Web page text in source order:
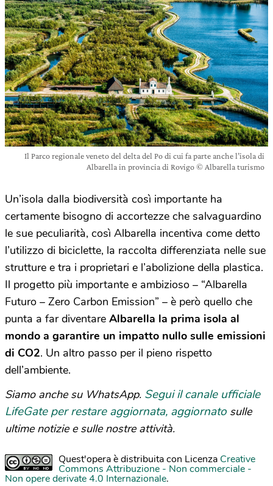
Il Parco regionale veneto del delta del Po di cui fa parte anche l’isola di
Albarella in provincia di Rovigo © Albarella turismo
Un’isola dalla biodiversità così importante ha
certamente bisogno di accortezze che salvaguardino
le sue peculiarità, così Albarella incentiva come detto
l’utilizzo di biciclette, la raccolta differenziata nelle sue
strutture e tra i proprietari e l’abolizione della plastica.
Il progetto più importante e ambizioso – “Albarella
Futuro – Zero Carbon Emission” – è però quello che
punta a far diventare Albarella la prima isola al
mondo a garantire un impatto nullo sulle emissioni
di CO2. Un altro passo per il pieno rispetto
dell’ambiente.
Siamo anche su WhatsApp. Segui il canale ufficiale
LifeGate per restare aggiornata, aggiornato sulle
ultime notizie e sulle nostre attività.
Quest'opera è distribuita con Licenza Creative
Commons Attribuzione - Non commerciale -
Non opere derivate 4.0 Internazionale.